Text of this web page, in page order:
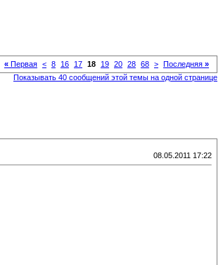
« Первая < 8 16 17 18 19 20 28 68 > Последняя »
Показывать 40 сообщений этой темы на одной странице
08.05.2011 17:22